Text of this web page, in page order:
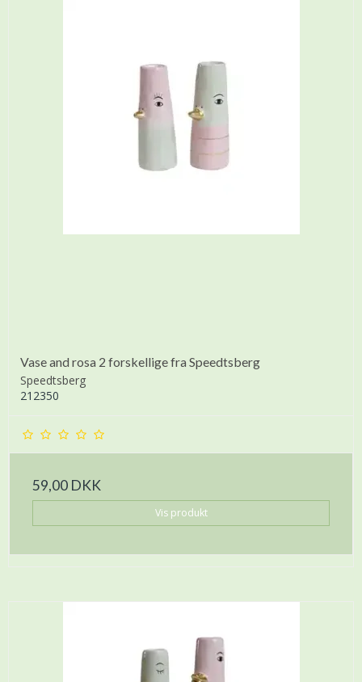
Vase and rosa 2 forskellige fra Speedtsberg
Speedtsberg
212350
59,00 DKK
Vis produkt